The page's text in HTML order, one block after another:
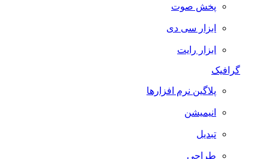
پخش صوت
ابزار سی دی
ابزار رایت
گرافیک
پلاگین نرم افزارها
انیمیشن
تبدیل
طراحی